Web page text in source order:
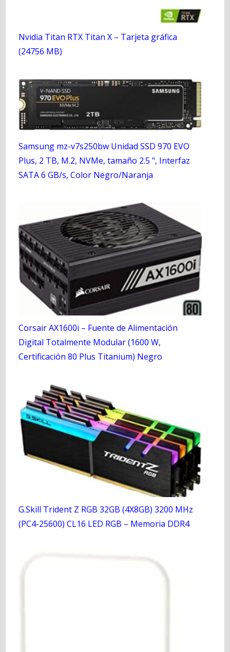
Nvidia Titan RTX Titan X – Tarjeta gráfica
(24756 MB)
Samsung mz-v7s250bw Unidad SSD 970 EVO
Plus, 2 TB, M.2, NVMe, tamaño 2.5 ", Interfaz
SATA 6 GB/s, Color Negro/Naranja
Corsair AX1600i – Fuente de Alimentación
Digital Totalmente Modular (1600 W,
Certificación 80 Plus Titanium) Negro
G.Skill Trident Z RGB 32GB (4X8GB) 3200 MHz
(PC4-25600) CL16 LED RGB – Memoria DDR4